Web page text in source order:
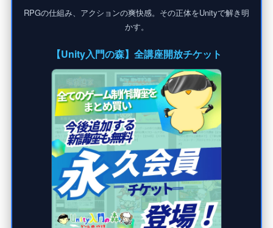
RPGの仕組み、アクションの爽快感。その正体をUnityで解き明
かす。
【Unity入門の森】全講座開放チケット